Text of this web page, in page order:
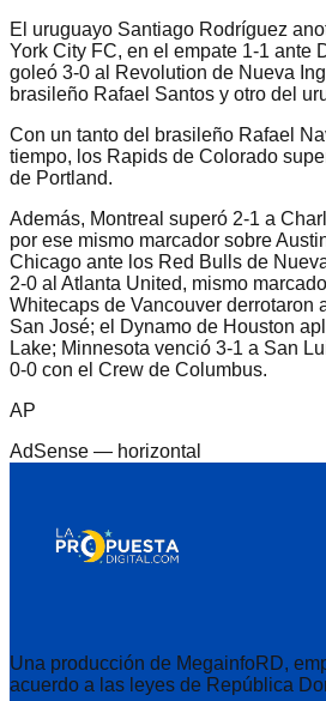
El uruguayo Santiago Rodríguez
York City FC, en el empate 1-1 ante
goleó 3-0 al Revolution de Nueva
brasileño Rafael Santos y otro del
Con un tanto del brasileño Rafael
tiempo, los Rapids de Colorado
de Portland.
Además, Montreal superó 2-1 a
por ese mismo marcador sobre
Chicago ante los Red Bulls de
2-0 al Atlanta United, mismo
Whitecaps de Vancouver derrotaron
San José; el Dynamo de Houston
Lake; Minnesota venció 3-1 a San
0-0 con el Crew de Columbus.
AP
AdSense — horizontal
Una producción de MegainfoRD,
acuerdo a las leyes de República